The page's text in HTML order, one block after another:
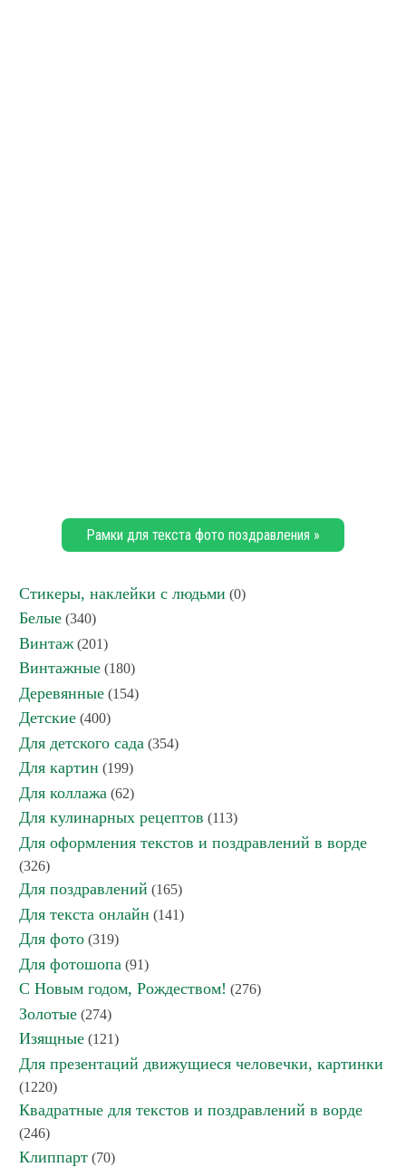
Рамки для текста фото поздравления »
Стикеры, наклейки с людьми (0)
Белые (340)
Винтаж (201)
Винтажные (180)
Деревянные (154)
Детские (400)
Для детского сада (354)
Для картин (199)
Для коллажа (62)
Для кулинарных рецептов (113)
Для оформления текстов и поздравлений в ворде
(326)
Для поздравлений (165)
Для текста онлайн (141)
Для фото (319)
Для фотошопа (91)
С Новым годом, Рождеством! (276)
Золотые (274)
Изящные (121)
Для презентаций движущиеся человечки, картинки
(1220)
Квадратные для текстов и поздравлений в ворде
(246)
Клиппарт (70)